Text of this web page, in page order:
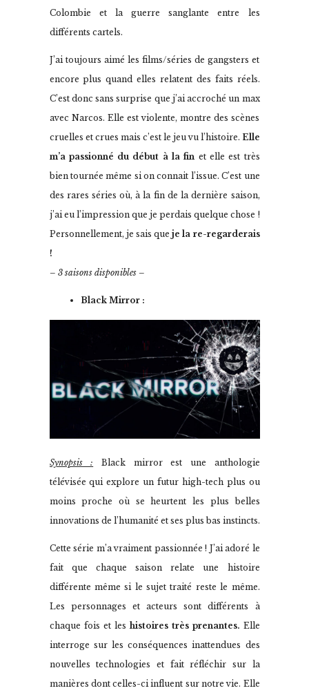
Colombie et la guerre sanglante entre les
différents cartels.
J’ai toujours aimé les films/séries de gangsters et
encore plus quand elles relatent des faits réels.
C’est donc sans surprise que j’ai accroché un max
avec Narcos. Elle est violente, montre des scènes
cruelles et crues mais c’est le jeu vu l’histoire. Elle
m’a passionné du début à la fin et elle est très
bien tournée même si on connait l’issue. C’est une
des rares séries où, à la fin de la dernière saison,
j’ai eu l’impression que je perdais quelque chose !
Personnellement, je sais queje la re-regarderais
!
– 3 saisons disponibles –
Black Mirror :
Synopsis : Black mirror est une anthologie
télévisée qui explore un futur high-tech plus ou
moins proche où se heurtent les plus belles
innovations de l’humanité et ses plus bas instincts.
Cette série m’a vraiment passionnée ! J’ai adoré le
fait que chaque saison relate une histoire
différente même si le sujet traité reste le même.
Les personnages et acteurs sont différents à
chaque fois et les histoires très prenantes. Elle
interroge sur les conséquences inattendues des
nouvelles technologies et fait réfléchir sur la
manières dont celles-ci influent sur notre vie. Elle